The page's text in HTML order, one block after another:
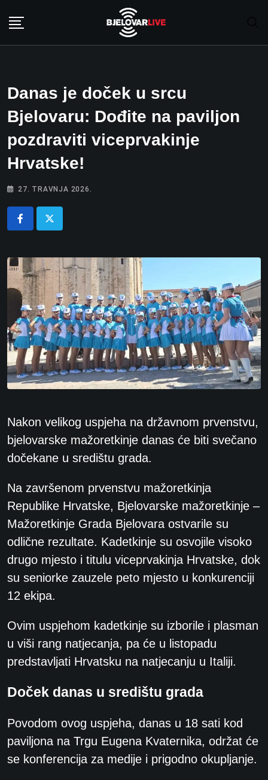
Danas je doček u srcu
Bjelovaru: Dođite na paviljon
pozdraviti viceprvakinje
Hrvatske!
27. TRAVNJA 2026.
Nakon velikog uspjeha na državnom prvenstvu,
bjelovarske mažoretkinje danas će biti svečano
dočekane u središtu grada.
Na završenom prvenstvu mažoretkinja
Republike Hrvatske, Bjelovarske mažoretkinje –
Mažoretkinje Grada Bjelovara ostvarile su
odlične rezultate. Kadetkinje su osvojile visoko
drugo mjesto i titulu viceprvakinja Hrvatske, dok
su seniorke zauzele peto mjesto u konkurenciji
12 ekipa.
Ovim uspjehom kadetkinje su izborile i plasman
u viši rang natjecanja, pa će u listopadu
predstavljati Hrvatsku na natjecanju u Italiji.
Doček danas u središtu grada
Povodom ovog uspjeha, danas u 18 sati kod
paviljona na Trgu Eugena Kvaternika, održat će
se konferencija za medije i prigodno okupljanje.